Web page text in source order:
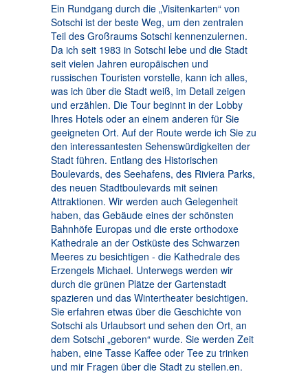
Ein Rundgang durch die „Visitenkarten“ von
Sotschi ist der beste Weg, um den zentralen
Teil des Großraums Sotschi kennenzulernen.
Da ich seit 1983 in Sotschi lebe und die Stadt
seit vielen Jahren europäischen und
russischen Touristen vorstelle, kann ich alles,
was ich über die Stadt weiß, im Detail zeigen
und erzählen. Die Tour beginnt in der Lobby
Ihres Hotels oder an einem anderen für Sie
geeigneten Ort. Auf der Route werde ich Sie zu
den interessantesten Sehenswürdigkeiten der
Stadt führen. Entlang des Historischen
Boulevards, des Seehafens, des Riviera Parks,
des neuen Stadtboulevards mit seinen
Attraktionen. Wir werden auch Gelegenheit
haben, das Gebäude eines der schönsten
Bahnhöfe Europas und die erste orthodoxe
Kathedrale an der Ostküste des Schwarzen
Meeres zu besichtigen - die Kathedrale des
Erzengels Michael. Unterwegs werden wir
durch die grünen Plätze der Gartenstadt
spazieren und das Wintertheater besichtigen.
Sie erfahren etwas über die Geschichte von
Sotschi als Urlaubsort und sehen den Ort, an
dem Sotschi „geboren“ wurde. Sie werden Zeit
haben, eine Tasse Kaffee oder Tee zu trinken
und mir Fragen über die Stadt zu stellen.en.